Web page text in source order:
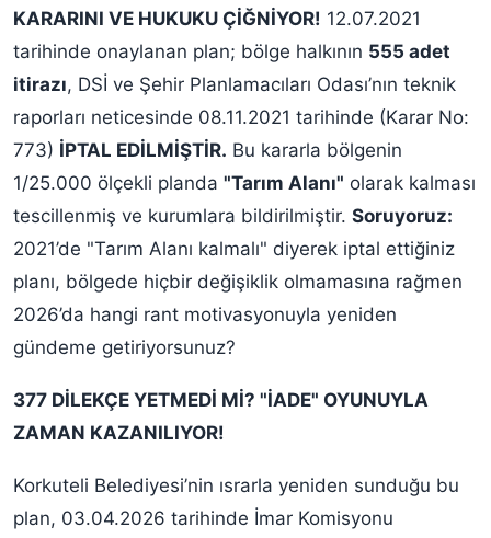
KARARINI VE HUKUKU ÇİĞNİYOR! 12.07.2021
tarihinde onaylanan plan; bölge halkının 555 adet
itirazı, DSİ ve Şehir Planlamacıları Odası’nın teknik
raporları neticesinde 08.11.2021 tarihinde (Karar No:
773) İPTAL EDİLMİŞTİR. Bu kararla bölgenin
1/25.000 ölçekli planda "Tarım Alanı" olarak kalması
tescillenmiş ve kurumlara bildirilmiştir. Soruyoruz:
2021’de "Tarım Alanı kalmalı" diyerek iptal ettiğiniz
planı, bölgede hiçbir değişiklik olmamasına rağmen
2026’da hangi rant motivasyonuyla yeniden
gündeme getiriyorsunuz?
377 DİLEKÇE YETMEDİ Mİ? "İADE" OYUNUYLA
ZAMAN KAZANILIYOR!
Korkuteli Belediyesi’nin ısrarla yeniden sunduğu bu
plan, 03.04.2026 tarihinde İmar Komisyonu